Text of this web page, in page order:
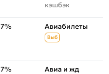
кэшбэк
7% Авиабилеты
Выб
7%
Авиа и жд